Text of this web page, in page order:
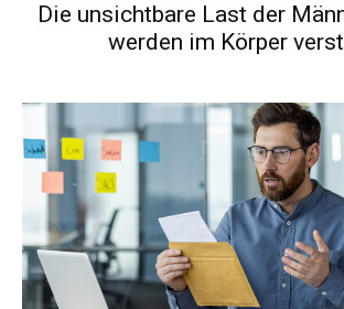
Die unsichtbare Last der
werden im Körper